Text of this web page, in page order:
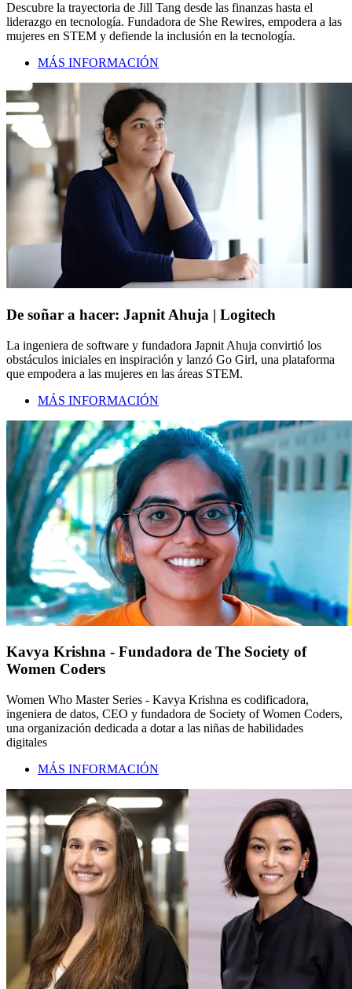
Descubre la trayectoria de Jill Tang desde las finanzas hasta el
liderazgo en tecnología. Fundadora de She Rewires, empodera a las
mujeres en STEM y defiende la inclusión en la tecnología.
MÁS INFORMACIÓN
De soñar a hacer: Japnit Ahuja | Logitech
La ingeniera de software y fundadora Japnit Ahuja convirtió los
obstáculos iniciales en inspiración y lanzó Go Girl, una plataforma
que empodera a las mujeres en las áreas STEM.
MÁS INFORMACIÓN
Kavya Krishna - Fundadora de The Society of
Women Coders
Women Who Master Series - Kavya Krishna es codificadora,
ingeniera de datos, CEO y fundadora de Society of Women Coders,
una organización dedicada a dotar a las niñas de habilidades
digitales
MÁS INFORMACIÓN